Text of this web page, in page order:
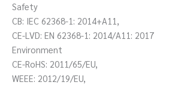
Safety
CB: IEC 62368-1: 2014+A11,
CE-LVD: EN 62368-1: 2014/A11: 2017
Environment
CE-RoHS: 2011/65/EU,
WEEE: 2012/19/EU,